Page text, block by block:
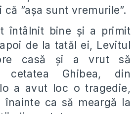
”așa sunt vremurile”.
întâlnit bine și a primit
de la tatăl ei, Levitul
casă și a vrut să
cetatea Ghibea, din
a avut loc o tragedie,
înainte ca să meargă la